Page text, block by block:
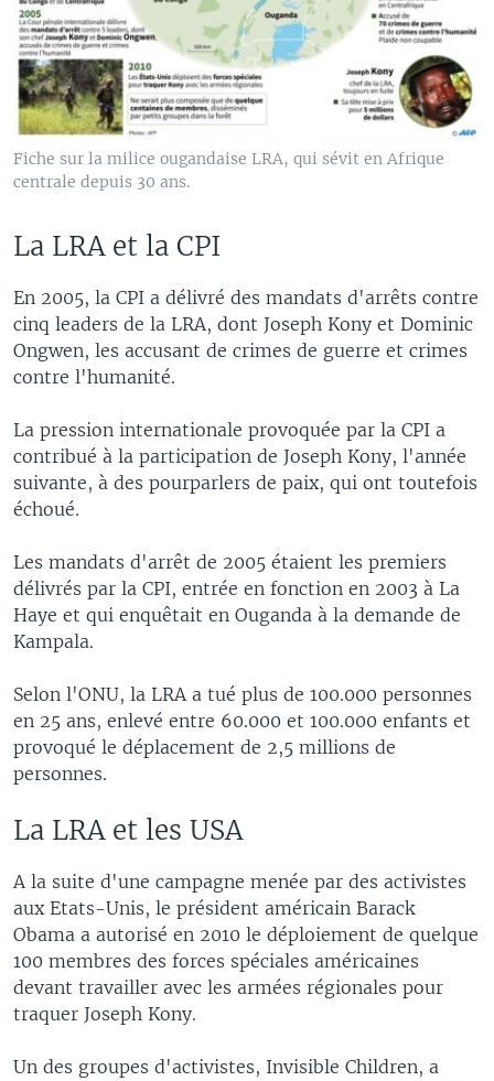
Fiche sur la milice ougandaise LRA, qui sévit en Afrique
centrale depuis 30 ans.
La LRA et la CPI
En 2005, la CPI a délivré des mandats d'arrêts contre
cinq leaders de la LRA, dont Joseph Kony et Dominic
Ongwen, les accusant de crimes de guerre et crimes
contre l'humanité.
La pression internationale provoquée par la CPI a
contribué à la participation de Joseph Kony, l'année
suivante, à des pourparlers de paix, qui ont toutefois
échoué.
Les mandats d'arrêt de 2005 étaient les premiers
délivrés par la CPI, entrée en fonction en 2003 à La
Haye et qui enquêtait en Ouganda à la demande de
Kampala.
Selon l'ONU, la LRA a tué plus de 100.000 personnes
en 25 ans, enlevé entre 60.000 et 100.000 enfants et
provoqué le déplacement de 2,5 millions de
personnes.
La LRA et les USA
A la suite d'une campagne menée par des activistes
aux Etats-Unis, le président américain Barack
Obama a autorisé en 2010 le déploiement de quelque
100 membres des forces spéciales américaines
devant travailler avec les armées régionales pour
traquer Joseph Kony.
Un des groupes d'activistes, Invisible Children, a